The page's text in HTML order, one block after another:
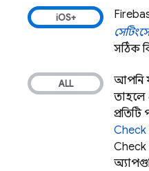
সেটিংসে
সঠিক
আপনি
তাহলে
প্রতিটি
Check
Check